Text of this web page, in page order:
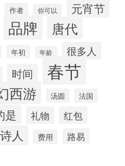
作者 你可以 元宵节
品牌 唐代
年初 年龄 很多人
时间 春节
西游 汤圆 法国
是 礼物 红包
诗人 费用 路易